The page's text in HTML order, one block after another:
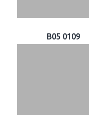
B05 0109